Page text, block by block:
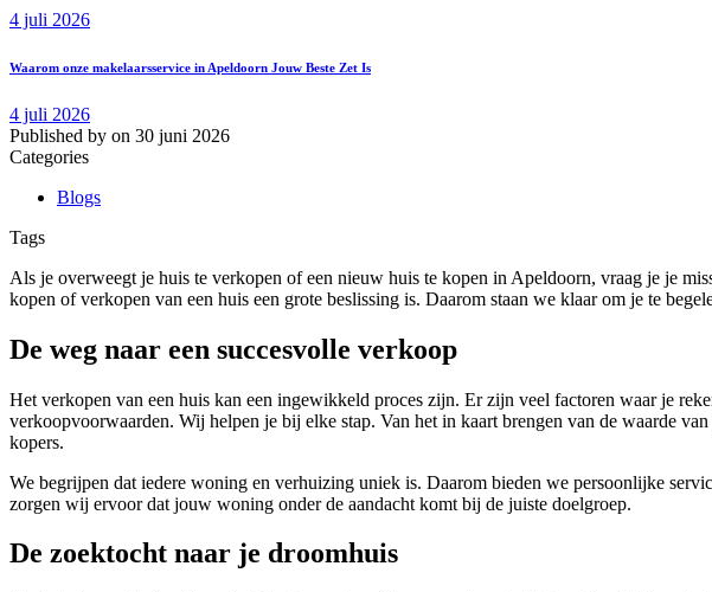
4 juli 2026
Waarom onze makelaarsservice in Apeldoorn Jouw Beste Zet Is
4 juli 2026
Published by on 30 juni 2026
Categories
Blogs
Tags
Als je overweegt je huis te verkopen of een nieuw huis te kopen in Apeldoorn, vraag je je
kopen of verkopen van een huis een grote beslissing is. Daarom staan we klaar om je te
De weg naar een succesvolle verkoop
Het verkopen van een huis kan een ingewikkeld proces zijn. Er zijn veel factoren waar je
verkoopvoorwaarden. Wij helpen je bij elke stap. Van het in kaart brengen van de waarde
kopers.
We begrijpen dat iedere woning en verhuizing uniek is. Daarom bieden we persoonlijke
zorgen wij ervoor dat jouw woning onder de aandacht komt bij de juiste doelgroep.
De zoektocht naar je droomhuis